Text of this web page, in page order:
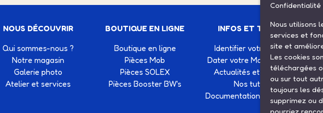
NOUS DÉCOUVRIR
Qui sommes-nous ?
Notre magasin
Galerie photo
Atelier et services
BOUTIQUE EN LIGNE
Boutique en ligne
Pièces Mob
Pièces SOLEX
Pièces Booster BW's
INFOS ET TUTOS
Identifier votre Solex
Dater votre Motobécane
Actualités et agenda
Nos tutos
Documentation technique
Confidentialité
Nous utilisons
services et
site et
Les cookies
téléchargées
ou sur tout
toujours les
supprimez ou